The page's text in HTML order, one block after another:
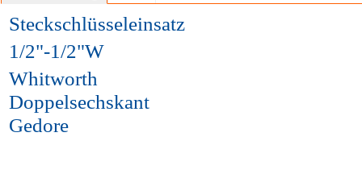
Steckschlüsseleinsatz
1/2"-1/2"W
Whitworth
Doppelsechskant
Gedore